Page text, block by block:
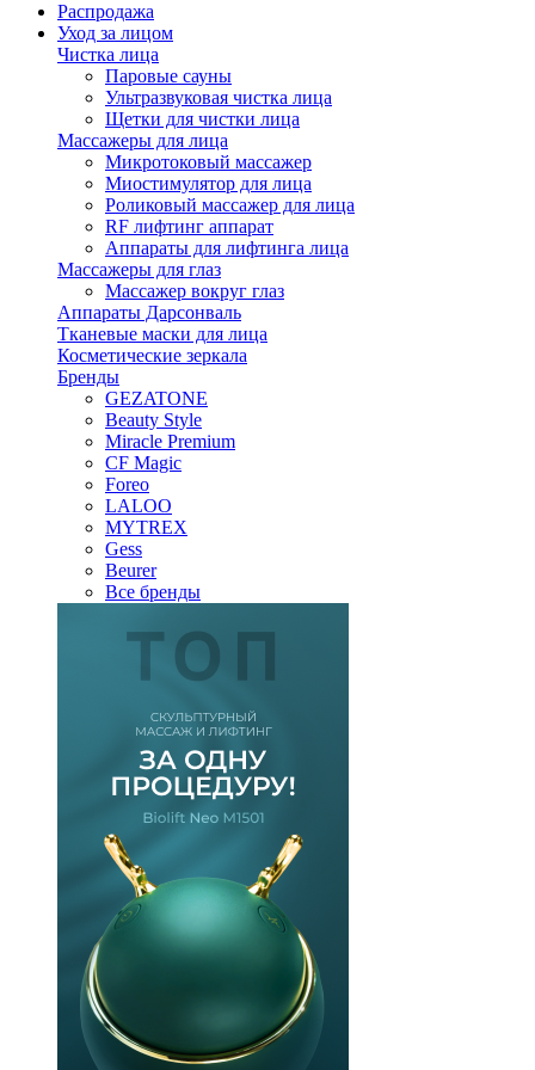
Распродажа
Уход за лицом
Чистка лица
Паровые сауны
Ультразвуковая чистка лица
Щетки для чистки лица
Массажеры для лица
Микротоковый массажер
Миостимулятор для лица
Роликовый массажер для лица
RF лифтинг аппарат
Аппараты для лифтинга лица
Массажеры для глаз
Массажер вокруг глаз
Аппараты Дарсонваль
Тканевые маски для лица
Косметические зеркала
Бренды
GEZATONE
Beauty Style
Miracle Premium
CF Magic
Foreo
LALOO
MYTREX
Gess
Beurer
Все бренды